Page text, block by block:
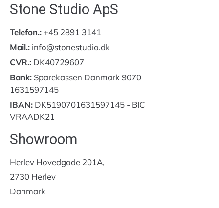
Stone Studio ApS
Telefon.: +45 2891 3141
Mail.: info@stonestudio.dk
CVR.: DK40729607
Bank: Sparekassen Danmark 9070
1631597145
IBAN: DK5190701631597145 - BIC
VRAADK21
Showroom
Herlev Hovedgade 201A,
2730 Herlev
Danmark